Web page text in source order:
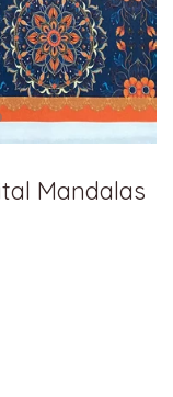
Mandalas